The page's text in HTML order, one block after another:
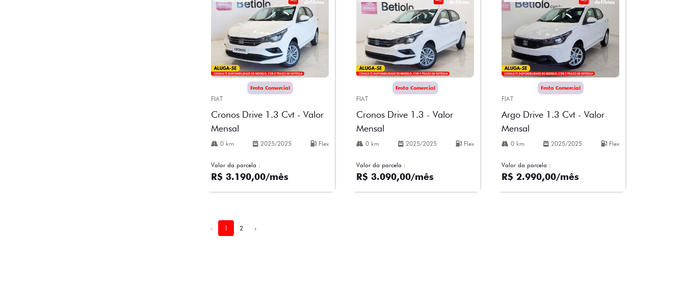
Frota Comercial
FIAT
Cronos Drive 1.3 Cvt - Valor
Mensal
0 km 2025/2025 Flex
Valor da parcela :
R$ 3.190,00/mês
Frota Comercial
FIAT
Cronos Drive 1.3 - Valor
Mensal
0 km 2025/2025 Flex
Valor da parcela :
R$ 3.090,00/mês
Frota Comercial
FIAT
Argo Drive 1.3 Cvt - Valor
Mensal
0 km 2025/2025 Flex
Valor da parcela :
R$ 2.990,00/mês
‹ 1 2 ›